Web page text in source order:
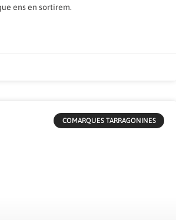
ens en sortirem.
COMARQUES TARRAGONINES